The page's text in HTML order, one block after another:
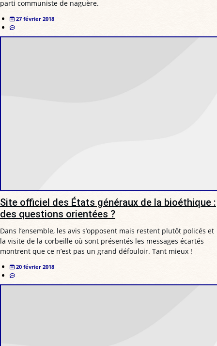
parti communiste de naguère.
27 février 2018
Site officiel des États généraux de la bioéthique :
des questions orientées ?
Dans l’ensemble, les avis s’opposent mais restent plutôt policés et
la visite de la corbeille où sont présentés les messages écartés
montrent que ce n’est pas un grand défouloir. Tant mieux !
20 février 2018